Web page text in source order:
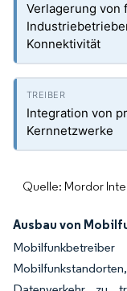
Verlagerung von
Konnektivität
Integration von
Kernnetzwerke
Quelle: Mordor
Ausbau von